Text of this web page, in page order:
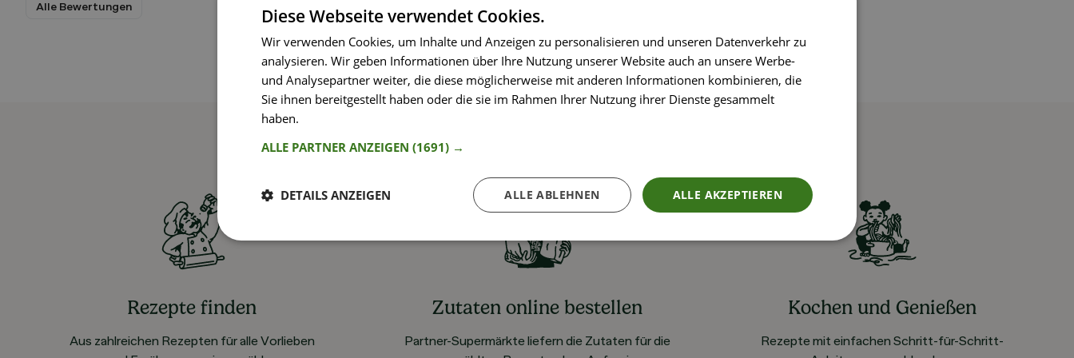
Alle Bewertungen
Rezepte finden
Aus zahlreichen Rezepten für alle Vorlieben
Zutaten online bestellen
Partner-Supermärkte liefern die Zutaten für die
Kochen und Genießen
Rezepte mit einfachen Schritt-für-Schritt-
Diese Webseite verwendet Cookies.
Wir verwenden Cookies, um Inhalte und Anzeigen zu personalisieren und unseren Datenverkehr zu
analysieren. Wir geben Informationen über Ihre Nutzung unserer Website auch an unsere Werbe-
und Analysepartner weiter, die diese möglicherweise mit anderen Informationen kombinieren, die
Sie ihnen bereitgestellt haben oder die sie im Rahmen Ihrer Nutzung ihrer Dienste gesammelt
haben.
ALLE PARTNER ANZEIGEN (1691) →
ALLE AKZEPTIEREN
ALLE ABLEHNEN
DETAILS ANZEIGEN